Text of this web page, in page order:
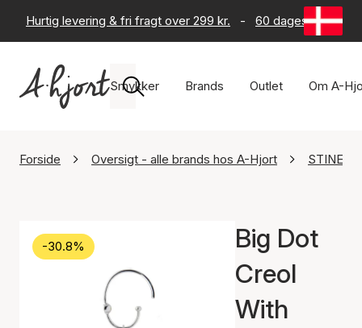
Hurtig levering & fri fragt over 299 kr. - 60 dages returret
Smykker Brands Outlet Om A-
Forside Oversigt - alle brands hos A-Hjort STINE A
-30.8%
Big Dot
Creol
With